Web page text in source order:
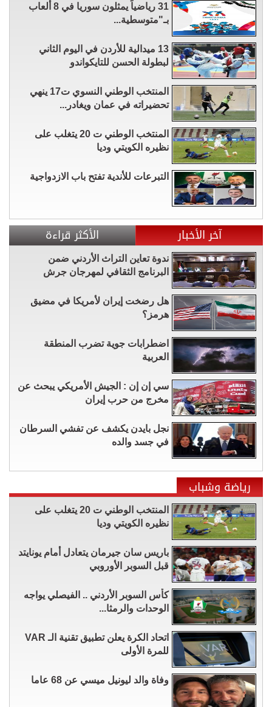
31 رياضياً يمثلون سوريا في 8 ألعاب
بـ"متوسطية...
13 ميدالية للأردن في اليوم الثاني
لبطولة الحسن للتايكواندو
المنتخب الوطني النسوي ت17 ينهي
تحضيراته في عمان ويغادر...
المنتخب الوطني ت 20 يتغلب على
نظيره الكويتي وديا
التبرعات للأندية تفتح باب الازدواجية
آخر الأخبار الأكثر قراءة
ندوة تعاين التراث الأردني ضمن
البرنامج الثقافي لمهرجان جرش
هل رضخت إيران لأمريكا في مضيق
هرمز؟
اضطرابات جوية تضرب المنطقة
العربية
سي إن إن : الجيش الأمريكي يبحث عن
مخرج من حرب إيران
نجل بايدن يكشف عن تفشي السرطان
في جسد والده
رياضة وشباب
المنتخب الوطني ت 20 يتغلب على
نظيره الكويتي وديا
باريس سان جيرمان يتعادل أمام يونايتد
قبل السوبر الأوروبي
كأس السوبر الأردني .. الفيصلي يواجه
الوحدات والرمثا...
اتحاد الكرة يعلن تطبيق تقنية الـ VAR
للمرة الأولى
وفاة والد ليونيل ميسي عن 68 عاما